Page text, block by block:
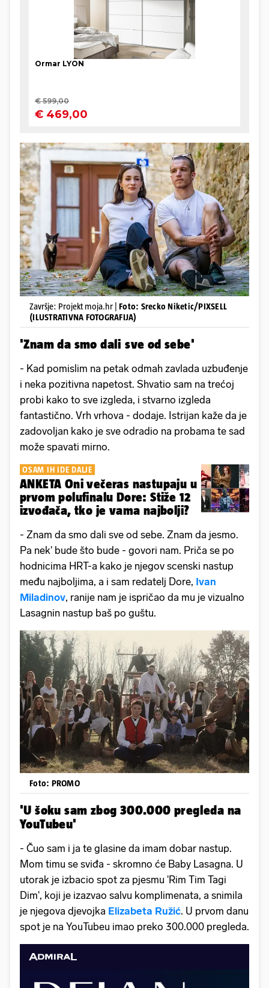
Završje: Projekt moja.hr | Foto: Srecko Niketic/PIXSELL
(ILUSTRATIVNA FOTOGRAFIJA)
'Znam da smo dali sve od sebe'
- Kad pomislim na petak odmah zavlada uzbuđenje
i neka pozitivna napetost. Shvatio sam na trećoj
probi kako to sve izgleda, i stvarno izgleda
fantastično. Vrh vrhova - dodaje. Istrijan kaže da je
zadovoljan kako je sve odradio na probama te sad
može spavati mirno.
OSAM IH IDE DALJE
ANKETA Oni večeras nastupaju u
prvom polufinalu Dore: Stiže 12
izvođača, tko je vama najbolji?
- Znam da smo dali sve od sebe. Znam da jesmo.
Pa nek' bude što bude - govori nam. Priča se po
hodnicima HRT-a kako je njegov scenski nastup
među najboljima, a i sam redatelj Dore, Ivan
Miladinov, ranije nam je ispričao da mu je vizualno
Lasagnin nastup baš po guštu.
Foto: PROMO
'U šoku sam zbog 300.000 pregleda na
YouTubeu'
- Čuo sam i ja te glasine da imam dobar nastup.
Mom timu se sviđa - skromno će Baby Lasagna. U
utorak je izbacio spot za pjesmu 'Rim Tim Tagi
Dim', koji je izazvao salvu komplimenata, a snimila
je njegova djevojka Elizabeta Ružić. U prvom danu
spot je na YouTubeu imao preko 300.000 pregleda.